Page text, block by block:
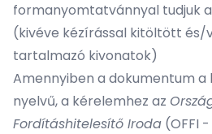
formanyomtatvánnyal tudjuk
(kivéve kézírással kitöltött és/
tartalmazó kivonatok)
Amennyiben a dokumentum
nyelvű, a kérelemhez az
Fordításhitelesítő Iroda (OFFI -